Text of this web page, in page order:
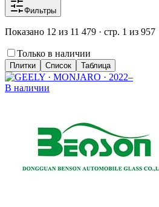
Фильтры
Показано 12 из 11 479 · стр. 1 из 957
Только в наличии
Плитки Список Таблица
В наличии